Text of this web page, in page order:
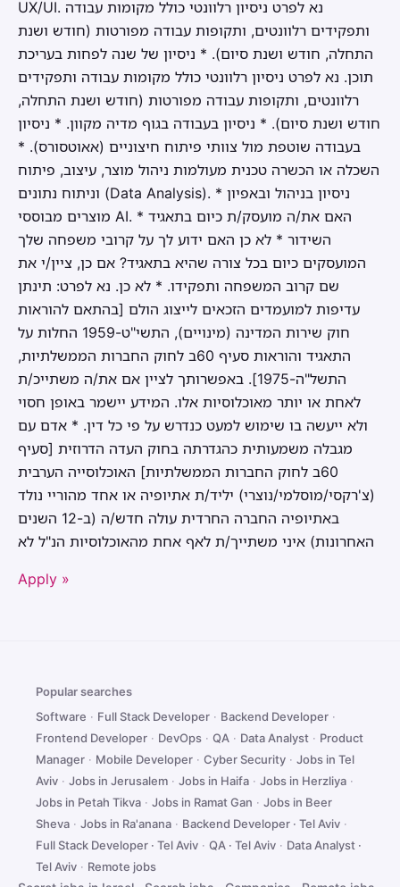
UX/UI. נא לפרט ניסיון רלוונטי כולל מקומות עבודה
ותפקידים רלוונטים, ותקופות עבודה מפורטות (חודש ושנת
התחלה, חודש ושנת סיום). * ניסיון של שנה לפחות בעריכת
תוכן. נא לפרט ניסיון רלוונטי כולל מקומות עבודה ותפקידים
רלוונטים, ותקופות עבודה מפורטות (חודש ושנת התחלה,
חודש ושנת סיום). * ניסיון בעבודה בגוף מדיה מקוון. * ניסיון
בעבודה שוטפת מול צוותי פיתוח חיצוניים (אאוטסורס). *
השכלה או הכשרה טכנית מעולמות ניהול מוצר, עיצוב, פיתוח
וניתוח נתונים (Data Analysis). * ניסיון בניהול ובאפיון
מוצרים מבוססי AI. * האם את/ה מועסק/ת כיום בתאגיד
השידור * לא כן האם ידוע לך על קרובי משפחה שלך
המועסקים כיום בכל צורה שהיא בתאגיד? אם כן, ציין/י את
שם קרוב המשפחה ותפקידו. * לא כן. נא לפרט: תינתן
עדיפות למועמדים הזכאים לייצוג הולם [בהתאם להוראות
חוק שירות המדינה (מינויים), התשי"ט-1959 החלות על
התאגיד והוראות סעיף 60ב לחוק החברות הממשלתיות,
התשל"ה-1975]. באפשרותך לציין אם את/ה משתייכ/ת
לאחת או יותר מאוכלוסיות אלו. המידע יישמר באופן חסוי
ולא ייעשה בו שימוש למעט כנדרש על פי כל דין. * אדם עם
מגבלה משמעותית כהגדרתה בחוק העדה הדרוזית [סעיף
60ב לחוק החברות הממשלתיות] האוכלוסייה הערבית
(צ'רקסי/מוסלמי/נוצרי) יליד/ת אתיופיה או אחד מהוריי נולד
באתיופיה החברה החרדית עולה חדש/ה (ב-12 השנים
האחרונות) איני משתייך/ת לאף אחת מהאוכלוסיות הנ"ל לא
Apply »
Popular searches
Software · Full Stack Developer · Backend Developer ·
Frontend Developer · DevOps · QA · Data Analyst · Product
Manager · Mobile Developer · Cyber Security · Jobs in Tel
Aviv · Jobs in Jerusalem · Jobs in Haifa · Jobs in Herzliya ·
Jobs in Petah Tikva · Jobs in Ramat Gan · Jobs in Beer
Sheva · Jobs in Ra'anana · Backend Developer · Tel Aviv ·
Full Stack Developer · Tel Aviv · QA · Tel Aviv · Data Analyst ·
Tel Aviv · Remote jobs